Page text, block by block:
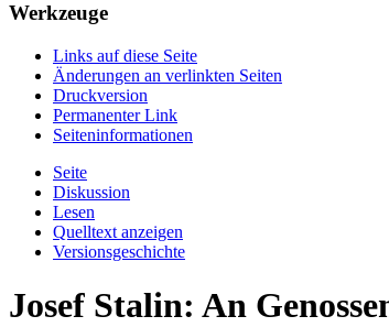
Werkzeuge
Links auf diese Seite
Änderungen an verlinkten Seiten
Druckversion
Permanenter Link
Seiten­­informationen
Seite
Diskussion
Lesen
Quelltext anzeigen
Versionsgeschichte
Josef Stalin: An